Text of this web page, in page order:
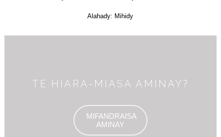
Alahady: Mihidy
TE HIARA-MIASA AMINAY?
MIFANDRAISA
AMINAY